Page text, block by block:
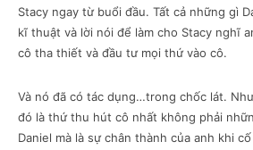
Stacy ngay từ buổi đầu. Tất cả những gì
kĩ thuật và lời nói để làm cho Stacy nghĩ
cô tha thiết và đầu tư mọi thứ vào cô.
Và nó đã có tác dụng…trong chốc lát.
đó là thứ thu hút cô nhất không phải
Daniel mà là sự chân thành của anh khi